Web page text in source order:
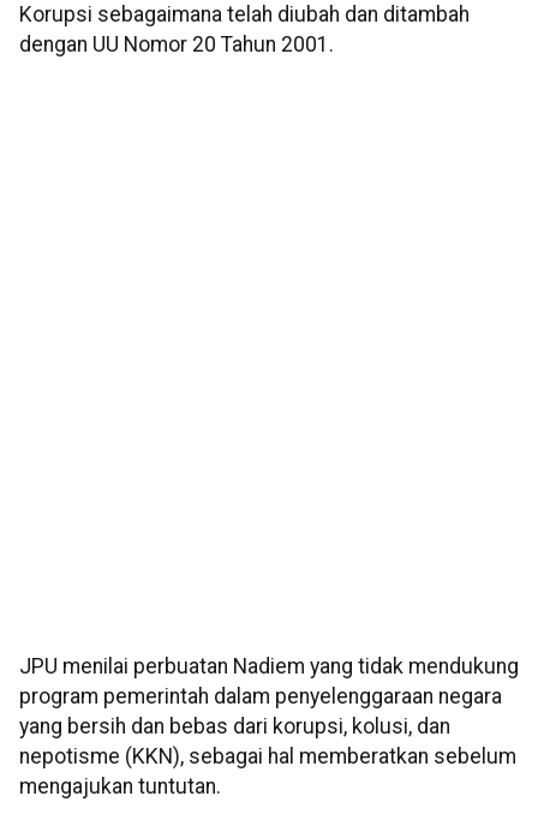
Korupsi sebagaimana telah diubah dan ditambah
dengan UU Nomor 20 Tahun 2001.
JPU menilai perbuatan Nadiem yang tidak mendukung
program pemerintah dalam penyelenggaraan negara
yang bersih dan bebas dari korupsi, kolusi, dan
nepotisme (KKN), sebagai hal memberatkan sebelum
mengajukan tuntutan.